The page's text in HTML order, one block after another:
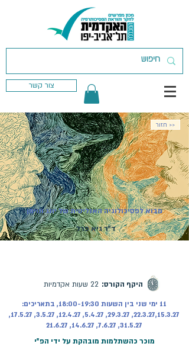
צור קשר
חזור >>
מבוא לפסיכולוגיה האנליטית של יונג ונוימן
ד"ר גיא פרל
היקף הקורס: 22 שעות אקדמיות
11 ימי שני בין השעות 18:00-19:30, בתאריכים:
22.3.27,15.3.27, 29.3.27, 5.4.27, 12.4.27, 3.5.27, 17.5.27,
31.5.27, 7.6.27, 14.6.27, 21.6.27
מוכר כהשתלמות מובהקת על ידי הפ"י